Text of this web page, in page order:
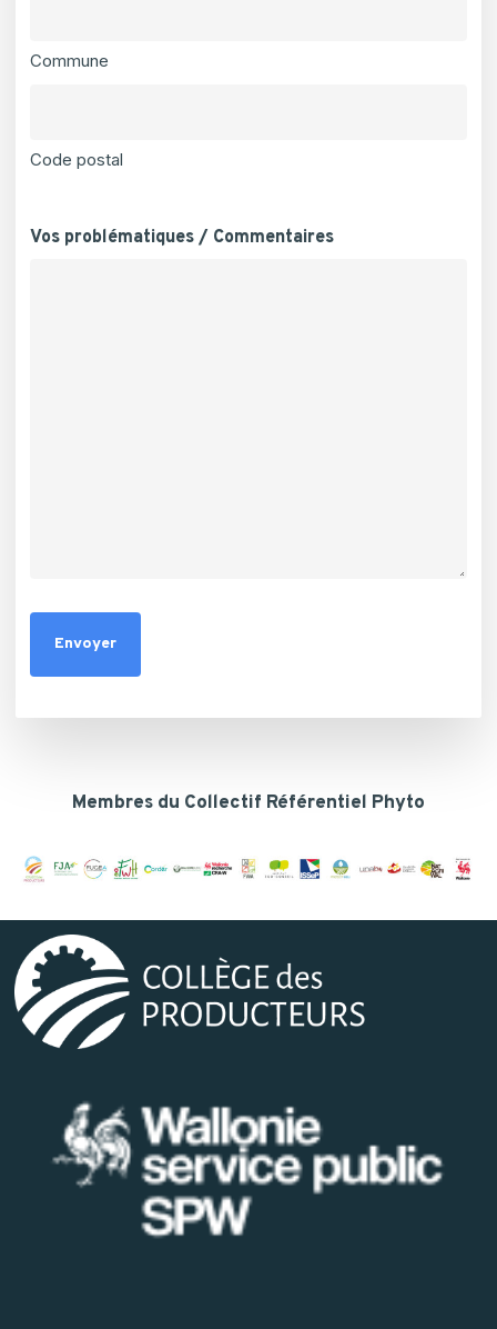
Commune
Code postal
Vos problématiques / Commentaires
Membres du Collectif Référentiel Phyto